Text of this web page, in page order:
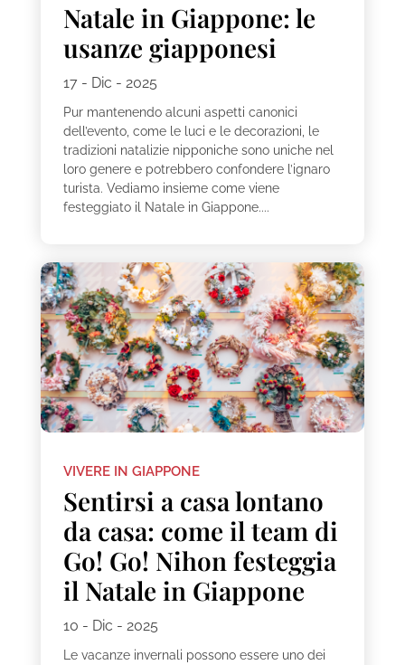
Natale in Giappone: le
usanze giapponesi
17 - Dic - 2025
Pur mantenendo alcuni aspetti canonici
dell’evento, come le luci e le decorazioni, le
tradizioni natalizie nipponiche sono uniche nel
loro genere e potrebbero confondere l’ignaro
turista. Vediamo insieme come viene
festeggiato il Natale in Giappone....
VIVERE IN GIAPPONE
Sentirsi a casa lontano
da casa: come il team di
Go! Go! Nihon festeggia
il Natale in Giappone
10 - Dic - 2025
Le vacanze invernali possono essere uno dei